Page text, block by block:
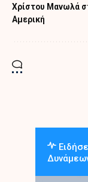
Χρίστου Μανωλά
Αμερική